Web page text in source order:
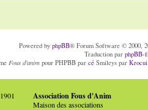
Powered by phpBB® Forum Software © 2000,
Traduction parphpBB-
Fous d'anim pour PHPBB parcé Smileys parKrocui
Association Fous d'Anim
Maison des associations